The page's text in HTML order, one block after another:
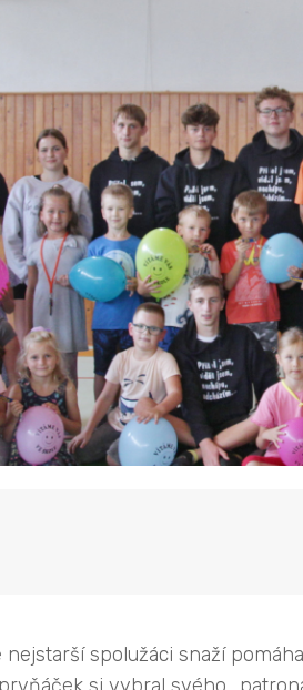
nejstarší spolužáci snaží
si vybral svého